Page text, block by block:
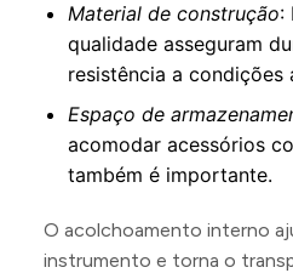
Material de construção:
qualidade asseguram
resistência a condições
Espaço de
acomodar acessórios
também é importante.
O acolchoamento interno
instrumento e torna o